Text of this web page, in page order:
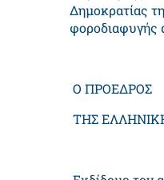
Δημοκρατίας
φοροδιαφυγής
Ο ΠΡΟΕΔΡΟΣ
ΤΗΣ